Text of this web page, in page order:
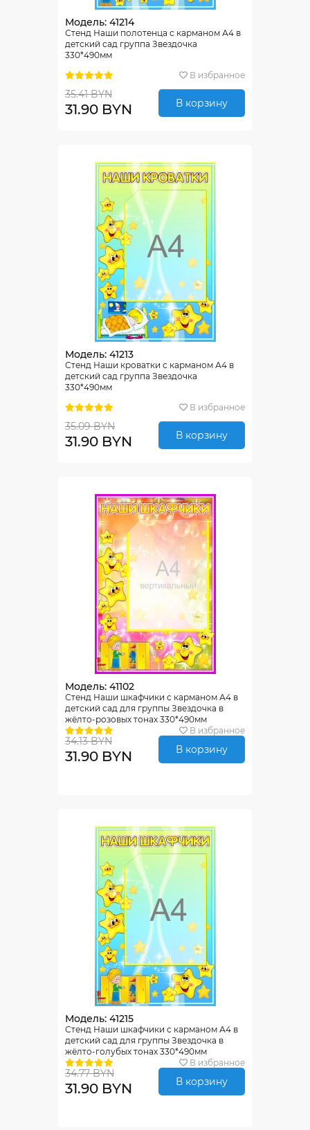
Модель: 41214
Стенд Наши полотенца с карманом А4 в
детский сад группа Звездочка
330*490мм
В избранное
35.41 BYN
31.90 BYN В корзину
Модель: 41213
Стенд Наши кроватки с карманом А4 в
детский сад группа Звездочка
330*490мм
В избранное
35.09 BYN
31.90 BYN В корзину
Модель: 41102
Стенд Наши шкафчики с карманом А4 в
детский сад для группы Звездочка в
жёлто-розовых тонах 330*490мм
В избранное
34.13 BYN
31.90 BYN В корзину
Модель: 41215
Стенд Наши шкафчики с карманом А4 в
детский сад для группы Звездочка в
жёлто-голубых тонах 330*490мм
В избранное
34.77 BYN
31.90 BYN В корзину